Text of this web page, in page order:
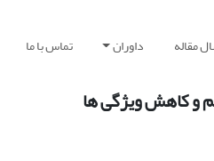
مقاله داوران تماس با ما
و کاهش ویژگی ها